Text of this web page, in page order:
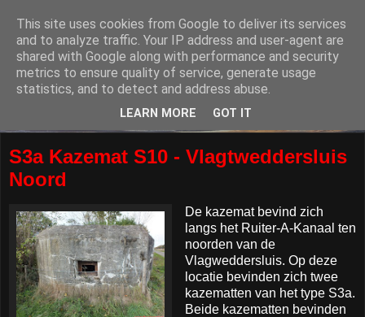
S3a Kazemat S10 - Vlagtweddersluis
Noord
De kazemat bevind zich
langs het Ruiter-A-Kanaal ten
noorden van de
Vlagweddersluis. Op deze
locatie bevinden zich twee
kazematten van het type S3a.
Beide kazematten bevinden
This site uses cookies from Google to deliver its services
and to analyze traffic. Your IP address and user-agent are
shared with Google along with performance and security
metrics to ensure quality of service, generate usage
statistics, and to detect and address abuse.
LEARN MORE GOT IT